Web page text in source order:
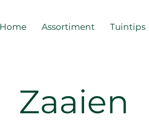
Home Assortiment Tuintips
Zaaien